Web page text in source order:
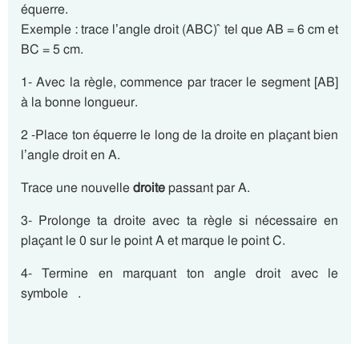
équerre.
Exemple : trace l’angle droit (ABC) ̂ tel que AB = 6 cm et
BC = 5 cm.
1- Avec la règle, commence par tracer le segment [AB]
à la bonne longueur.
2 -Place ton équerre le long de la droite en plaçant bien
l’angle droit en A.
Trace une nouvelledroitepassant par A.
3- Prolonge ta droite avec ta règle si nécessaire en
plaçant le 0 sur le point A et marque le point C.
4- Termine en marquant ton angle droit avec le
symbole .